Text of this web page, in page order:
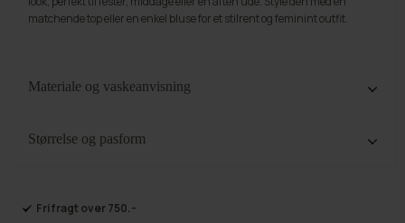
matchende top eller en enkel bluse for et stilrent og feminint outfit.
Materiale og vaskeanvisning
ved 30°. Tag derefter stylen ud og hæng op for at mindske folder. Det kan
være en fordel at anvende vaskepose ved delikate styles.
Størrelse og pasform
Fri fragt over 750.-